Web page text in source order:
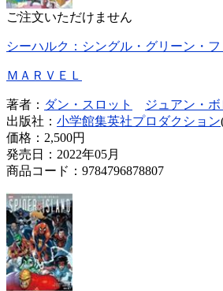
ご注文いただけません
シーハルク：シングル・グリーン・
ＭＡＲＶＥＬ
著者： ダン・スロット ジュアン・ボ
出版社： 小学館集英社プロダクション
価格： 2,500円
発売日：2022年05月
商品コード：9784796878807